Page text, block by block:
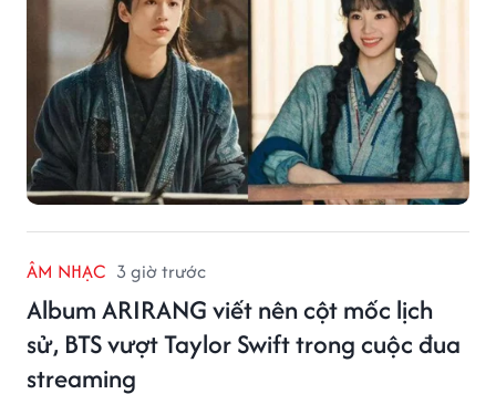
ÂM NHẠC 3 giờ trước
Album ARIRANG viết nên cột mốc lịch
sử, BTS vượt Taylor Swift trong cuộc đua
streaming